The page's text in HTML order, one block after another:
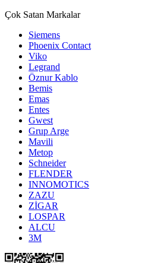
Çok Satan Markalar
Siemens
Phoenix Contact
Viko
Legrand
Öznur Kablo
Bemis
Emas
Entes
Gwest
Grup Arge
Mavili
Metop
Schneider
FLENDER
INNOMOTICS
ZAZU
ZİGAR
LOSPAR
ALCU
3M